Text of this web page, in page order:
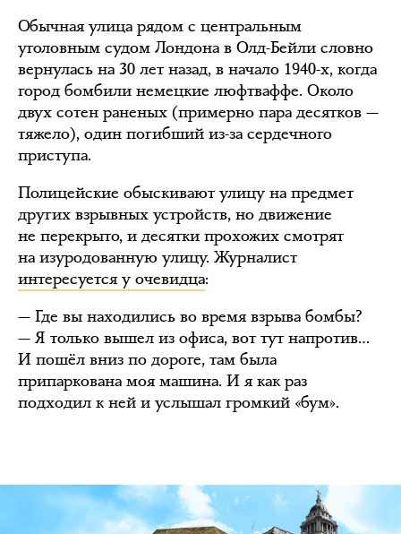
Обычная улица рядом с центральным
уголовным судом Лондона в Олд-Бейли словно
вернулась на 30 лет назад, в начало 1940-х, когда
город бомбили немецкие люфтваффе. Около
двух сотен раненых (примерно пара десятков —
тяжело), один погибший из-за сердечного
приступа.
Полицейские обыскивают улицу на предмет
других взрывных устройств, но движение
не перекрыто, и десятки прохожих смотрят
на изуродованную улицу. Журналист
интересуется у очевидца:
— Где вы находились во время взрыва бомбы?
— Я только вышел из офиса, вот тут напротив…
И пошёл вниз по дороге, там была
припаркована моя машина. И я как раз
подходил к ней и услышал громкий «бум».